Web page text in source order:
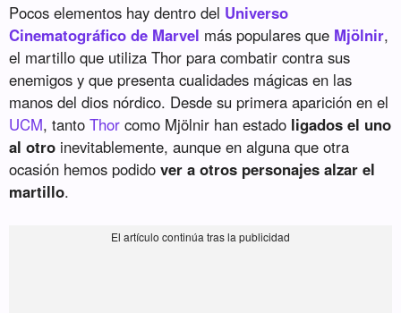
Pocos elementos hay dentro del Universo
Cinematográfico de Marvel más populares que Mjölnir,
el martillo que utiliza Thor para combatir contra sus
enemigos y que presenta cualidades mágicas en las
manos del dios nórdico. Desde su primera aparición en el
UCM, tantoThor como Mjölnir han estado ligados el uno
al otro inevitablemente, aunque en alguna que otra
ocasión hemos podidover a otros personajes alzar el
martillo.